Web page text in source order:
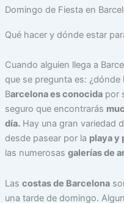
Domingo de Fiesta en
Qué hacer y dónde estar
Cuando alguien llega a
que se pregunta es:
Barcelona es conocidapor
seguro que encontrarás
día.Hay una gran variedad
desde pasear por la playa y
las numerosas galerías de
Las costas de Barcelona
una tarde de domingo.